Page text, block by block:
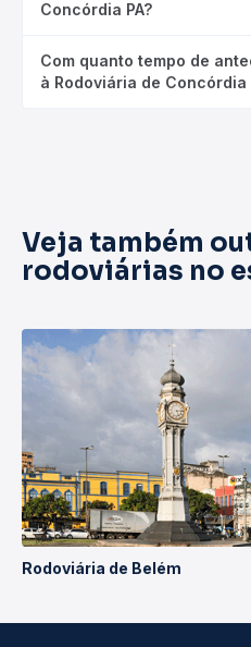
Concórdia PA?
Com quanto tempo de
à Rodoviária de Concórdia
Veja também
rodoviárias no
Rodoviária de Belém